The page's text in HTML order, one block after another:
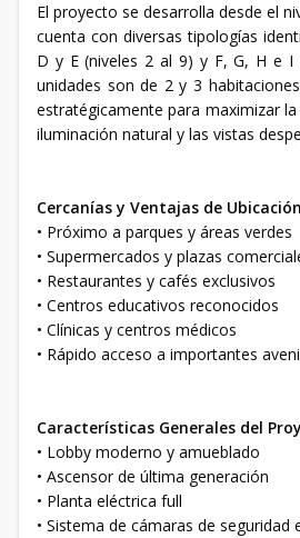
El proyecto se desarrolla desde el
cuenta con diversas tipologías
D y E (niveles 2 al 9) y F, G, H e I
unidades son de 2 y 3
estratégicamente para maximizar
iluminación natural y las vistas
Cercanías y Ventajas de
• Próximo a parques y áreas verdes
• Supermercados y plazas
• Restaurantes y cafés exclusivos
• Centros educativos reconocidos
• Clínicas y centros médicos
• Rápido acceso a importantes
Características Generales del
• Lobby moderno y amueblado
• Ascensor de última generación
• Planta eléctrica full
• Sistema de cámaras de seguridad